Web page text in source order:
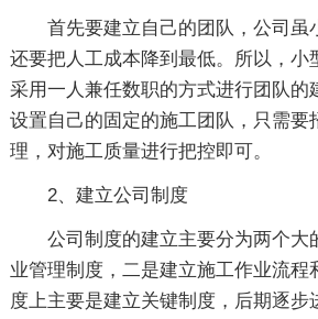
首先要建立自己的团队，公司虽
还要把人工成本降到最低。所以，小
采用一人兼任数职的方式进行团队的
设置自己的固定的施工团队，只需要
理，对施工质量进行把控即可。
2、建立公司制度
公司制度的建立主要分为两个大
业管理制度，二是建立施工作业流程
度上主要是建立关键制度，后期逐步